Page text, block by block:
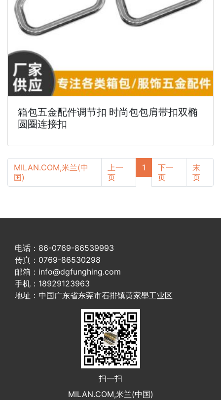
箱包五金配件调节扣 时尚包包肩带扣双椭
圆圈连接扣
MILAN.COM,米兰(中
国)
上一
页
1
下一
页
末
页
电话：86-0769-86539993
传真：0769-86530298
邮箱：info@dgfunghing.com
手机：18929123963
地址：中国广东省东莞市石排镇黄家壆工业区
扫一扫
MILAN.COM,米兰(中国)